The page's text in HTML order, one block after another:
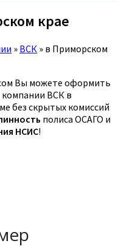
крае
» ВСК » в Приморском
Вы можете оформить
ВСК в
без скрытых комиссий
полиса ОСАГО и
НСИС!